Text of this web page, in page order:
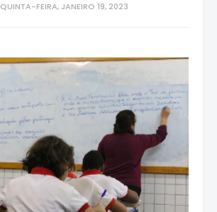
QUINTA-FEIRA, JANEIRO 19, 2023